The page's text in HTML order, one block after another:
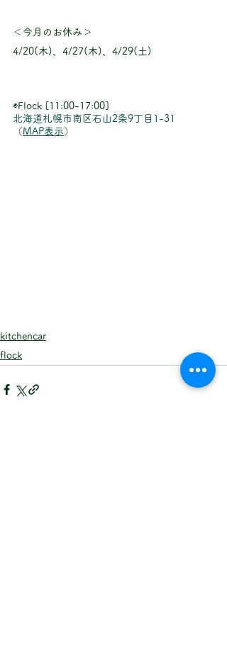
＜今月のお休み＞
4/20(木)、4/27(木)、4/29(土)
◉Flock [11:00-17:00]
北海道札幌市南区石山2条9丁目1-31
（ MAP表示 ）
kitchencar
flock